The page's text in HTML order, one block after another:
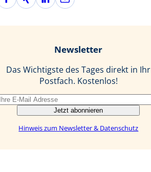
i
i
n
-
l
Newsletter
Das Wichtigste des Tages direkt in Ihr
Postfach. Kostenlos!
Jetzt abonnieren
Hinweis zum Newsletter & Datenschutz